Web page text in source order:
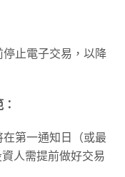
止電子交易，以降
第一通知日（或最
人需提前做好交易